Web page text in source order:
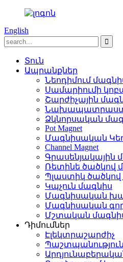
English
Տուն
Ապրանքներ
Նեոդիմում
Սամարիումի
Շարժիչային
Ձկնորսական
Pot Magnet
Մագնիսական
Channel Magnet
Գրասենյակային
Ռետինե ծածկով
Պլաստիկ ծածկով
Կպչուն մագնիս
Մագնիսական
Մագնիսական
Մշտական
Դիմումներ
Էլեկտրաշարժիչ